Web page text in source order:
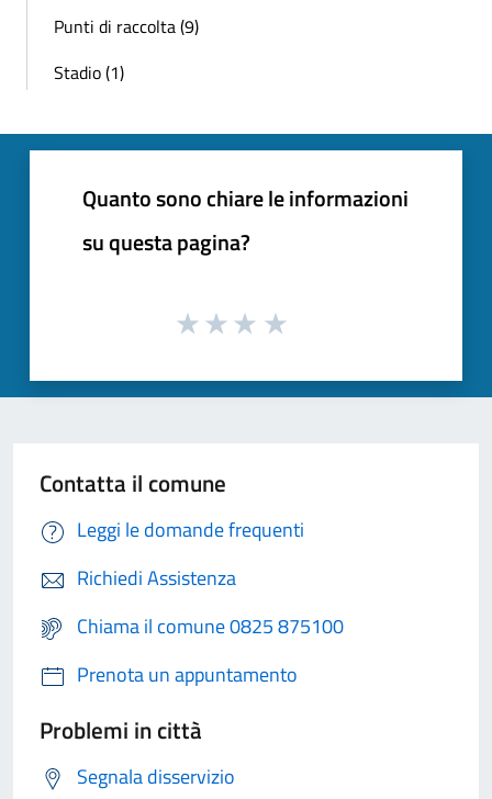
Punti di raccolta (9)
Stadio (1)
Quanto sono chiare le informazioni
su questa pagina?
Contatta il comune
Leggi le domande frequenti
Richiedi Assistenza
Chiama il comune 0825 875100
Prenota un appuntamento
Problemi in città
Segnala disservizio